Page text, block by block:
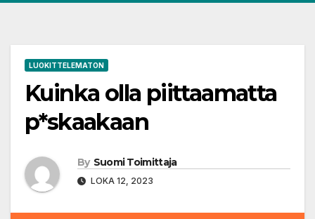
LUOKITTELEMATON
Kuinka olla piittaamatta
p*skaakaan
By Suomi Toimittaja
LOKA 12, 2023